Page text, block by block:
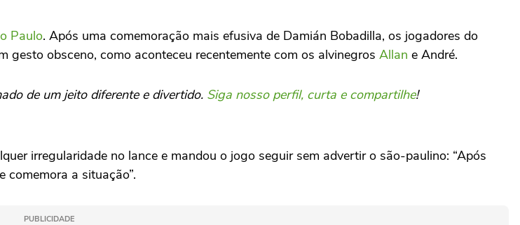
Paulo. Após uma comemoração mais efusiva de Damián Bobadilla, os jogadores do
obsceno, como aconteceu recentemente com os alvinegros Allan e André.
de um jeito diferente e divertido. Siga nosso perfil, curta e compartilhe!
irregularidade no lance e mandou o jogo seguir sem advertir o são-paulino: “Após
comemora a situação”.
PUBLICIDADE